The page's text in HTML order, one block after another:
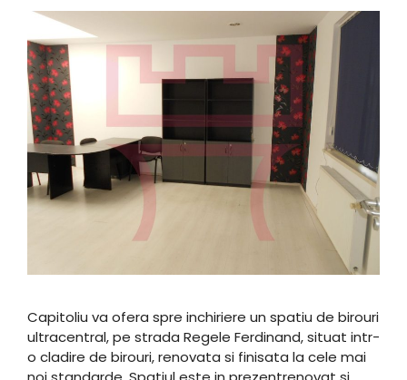
Capitoliu va ofera spre inchiriere un spatiu de birouri
ultracentral, pe strada Regele Ferdinand, situat intr-
o cladire de birouri, renovata si finisata la cele mai